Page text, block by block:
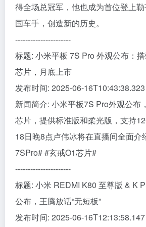
得全场总冠军，他也成为首位登上
国车手，创造新的历史。
----------------------
标题: 小米平板 7S Pro 外观公布：
芯片，月底上市
发布时间: 2025-06-16T10:43:38.323
新闻简介: 小米平板7S Pro外观公布
芯片，提供标准版和柔光版，支持
18日晚8点卢伟冰将在直播间全面介
7SPro# #玄戒O1芯片#
----------------------
标题: 小米 REDMI K80 至尊版 & K
公布，王腾放话“无短板”
发布时间: 2025-06-16T12:13:58.147